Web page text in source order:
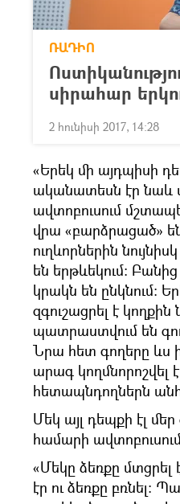
ՌԱԴԻՈ
սիրահար
2 հունիսի 2017, 14:28
«Երեկ մի այդպիսի
ականատեսն էր նաև
ավտոբուսում
վրա «բարձրացած» են
ուղևորներին
են երթևեկում։
կրակն են ընկնում։
զգուշացրել է
պատրաստվում են
Նրա հետ գողերը ևս
արագ կողմնորոշվել
հետապնդողներն
Մեկ այլ դեպքի էլ
համարի
«Մեկը ձեռքը մտցրել
էր ու ձեռքը բռնել։